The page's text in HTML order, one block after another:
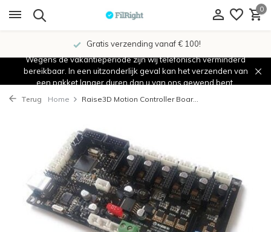
0
Gratis verzending vanaf € 100!
Wegens de vakantieperiode zijn wij telefonisch verminderd
bereikbaar. In een uitzonderlijk geval kan het verzenden van
een pakket langer duren dan u van ons gewend bent.
Terug Home Raise3D Motion Controller Boar...